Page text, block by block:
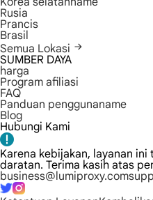
Rusia
Prancis
Brasil
Semua Lokasi
SUMBER DAYA
harga
Program afiliasi
FAQ
Panduan penggunaname
Blog
Hubungi Kami
Karena kebijakan, layanan
daratan. Terima kasih atas
business@lumiproxy.com